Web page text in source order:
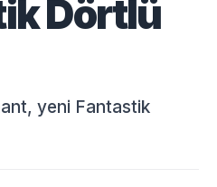
Dörtlü
yeni Fantastik